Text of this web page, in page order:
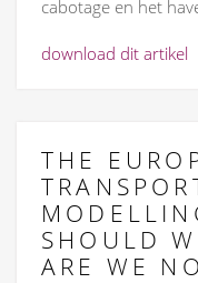
cabotage en het
download dit artikel
THE
SHOULD
ARE WE